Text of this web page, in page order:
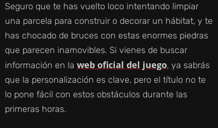
Seguro que te has vuelto loco intentando limpiar
una parcela para construir o decorar un hábitat, y te
has chocado de bruces con estas enormes piedras
que parecen inamovibles. Si vienes de buscar
información en la web oficial del juego, ya sabrás
que la personalización es clave, pero el título no te
lo pone fácil con estos obstáculos durante las
primeras horas.